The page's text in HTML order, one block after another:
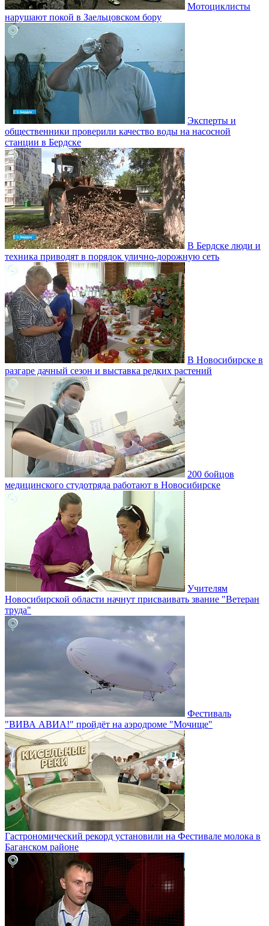
Мотоциклисты
нарушают покой в Заельцовском бору
Эксперты и
общественники проверили качество воды на насосной
станции в Бердске
В Бердске люди и
техника приводят в порядок улично‑дорожную сеть
В Новосибирске в
разгаре дачный сезон и выставка редких растений
200 бойцов
медицинского студотряда работают в Новосибирске
Учителям
Новосибирской области начнут присваивать звание "Ветеран
труда"
Фестиваль
"ВИВА АВИА!" пройдёт на аэродроме "Мочище"
Гастрономический рекорд установили на Фестивале молока в
Баганском районе